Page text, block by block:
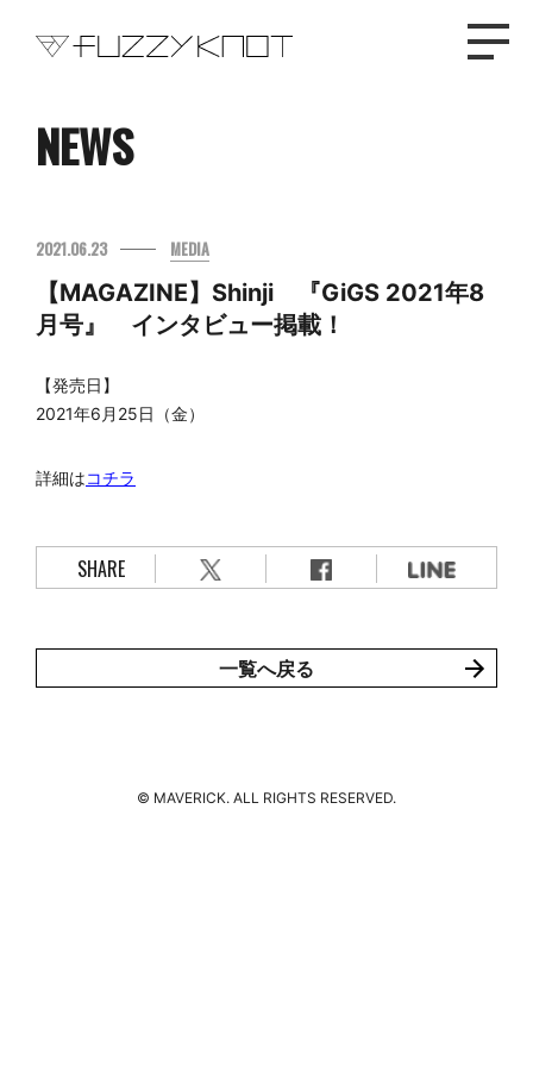
PROFILE
NEWS
MOVIE
ENGLISH
NEWS
2021.06.23 MEDIA
【MAGAZINE】Shinji 『GiGS 2021年8
月号』 インタビュー掲載！
【発売日】
2021年6月25日（金）
詳細はコチラ
SHARE
一覧へ戻る
© MAVERICK. ALL RIGHTS RESERVED.